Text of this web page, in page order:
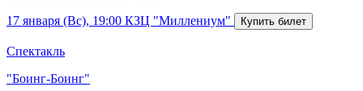
17 января (Вс), 19:00 КЗЦ "Миллениум"
Спектакль
"Боинг-Боинг"